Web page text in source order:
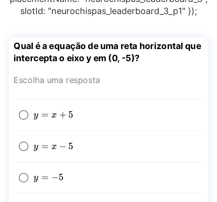
slotId: "neurochispas_leaderboard_3_p1" });
Qual é a equação de uma reta horizontal que
intercepta o eixo y em (0, -5)?
Escolha uma resposta
y=x+5
y = x + 5
y=x-
y = x − 5
y=-5
y = −5